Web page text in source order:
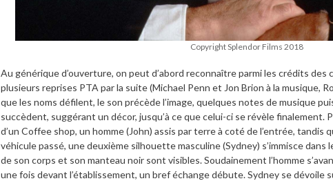
Copyright Splendor Films 2018
Au générique d’ouverture, on peut d’abord reconnaître parmi les crédits des
plusieurs reprises PTA par la suite (Michael Penn et Jon Brion à la musique,
que les noms défilent, le son précède l’image, quelques notes de musique
succèdent, suggérant un décor, jusqu’à ce que celui-ci se révèle finalement.
d’un Coffee shop, un homme (John) assis par terre à coté de l’entrée, tandis
véhicule passé, une deuxième silhouette masculine (Sydney) s’immisce
de son corps et son manteau noir sont visibles. Soudainement l’homme
une fois devant l’établissement, un bref échange débute. Sydney se dévoile